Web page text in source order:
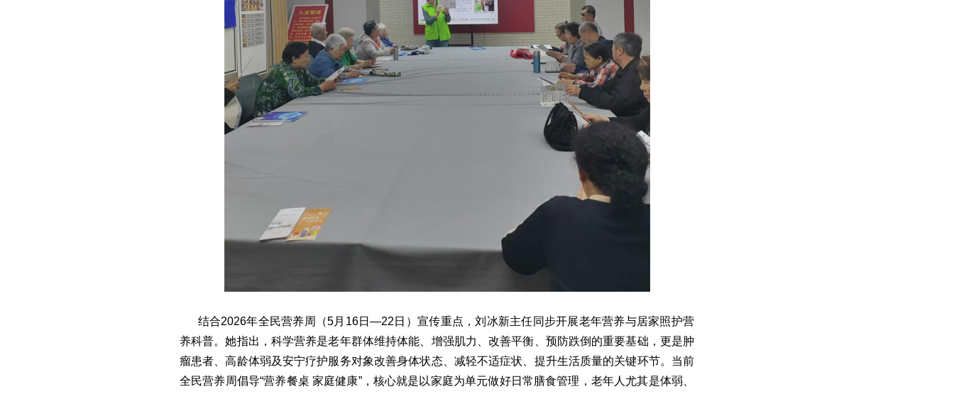
结合2026年全民营养周（5月16日—22日）宣传重点，刘冰新主任同步开展老年营养与居家照护营
养科普。她指出，科学营养是老年群体维持体能、增强肌力、改善平衡、预防跌倒的重要基础，更是肿
瘤患者、高龄体弱及安宁疗护服务对象改善身体状态、减轻不适症状、提升生活质量的关键环节。当前
全民营养周倡导“营养餐桌 家庭健康”，核心就是以家庭为单元做好日常膳食管理，老年人尤其是体弱、